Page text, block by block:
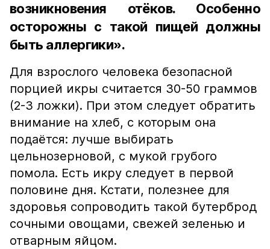
возникновения отёков. Особенно
осторожны с такой пищей должны
быть аллергики».
Для взрослого человека безопасной
порцией икры считается 30-50 граммов
(2-3 ложки). При этом следует обратить
внимание на хлеб, с которым она
подаётся: лучше выбирать
цельнозерновой, с мукой грубого
помола. Есть икру следует в первой
половине дня. Кстати, полезнее для
здоровья сопроводить такой бутерброд
сочными овощами, свежей зеленью и
отварным яйцом.